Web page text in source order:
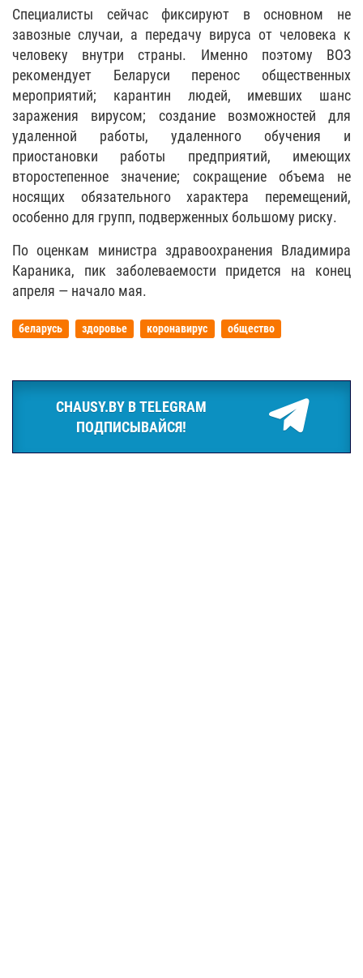
Специалисты сейчас фиксируют в основном не
завозные случаи, а передачу вируса от человека к
человеку внутри страны. Именно поэтому ВОЗ
рекомендует Беларуси перенос общественных
мероприятий; карантин людей, имевших шанс
заражения вирусом; создание возможностей для
удаленной работы, удаленного обучения и
приостановки работы предприятий, имеющих
второстепенное значение; сокращение объема не
носящих обязательного характера перемещений,
особенно для групп, подверженных большому риску.
По оценкам министра здравоохранения Владимира
Караника, пик заболеваемости придется на конец
апреля — начало мая.
беларусь здоровье коронавирус общество
CHAUSY.BY В TELEGRAM
ПОДПИСЫВАЙСЯ!